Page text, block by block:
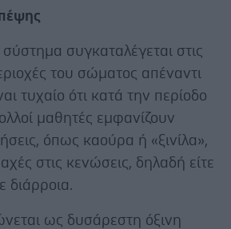
σύστημα συγκαταλέγεται στις
του σώματος απέναντι
τυχαίο ότι κατά την περίοδο
μαθητές εμφανίζουν
όπως καούρα ή «ξινίλα»,
στις κενώσεις, δηλαδή είτε
διάρροια.
ως δυσάρεστη όξινη